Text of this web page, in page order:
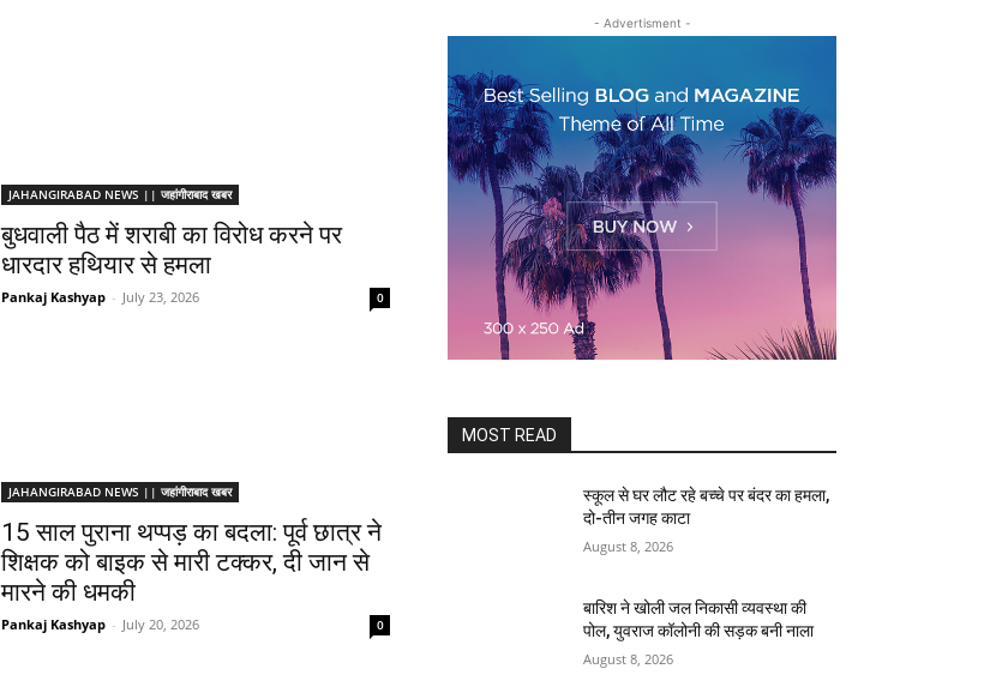
JAHANGIRABAD NEWS || जहांगीराबाद खबर
बुधवाली पैठ में शराबी का विरोध करने पर
धारदार हथियार से हमला
Pankaj Kashyap - July 23, 2026 0
JAHANGIRABAD NEWS || जहांगीराबाद खबर
15 साल पुराना थप्पड़ का बदला: पूर्व छात्र ने
शिक्षक को बाइक से मारी टक्कर, दी जान से
मारने की धमकी
Pankaj Kashyap - July 20, 2026 0
- Advertisment -
MOST READ
स्कूल से घर लौट रहे बच्चे पर बंदर का हमला,
दो-तीन जगह काटा
August 8, 2026
बारिश ने खोली जल निकासी व्यवस्था की
पोल, युवराज कॉलोनी की सड़क बनी नाला
August 8, 2026